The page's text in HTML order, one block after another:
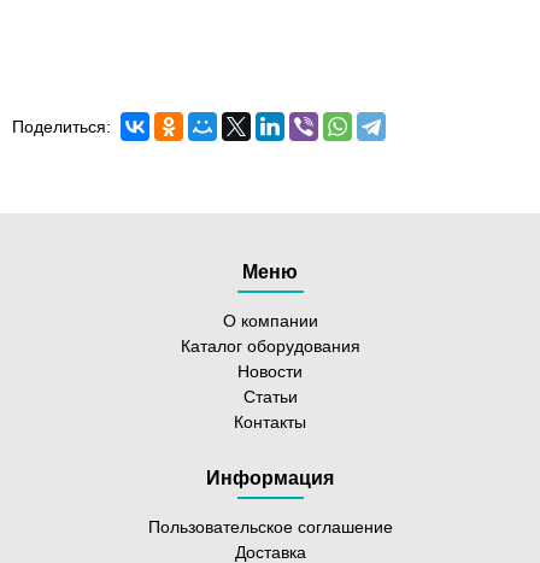
Поделиться:
Меню
О компании
Каталог оборудования
Новости
Статьи
Контакты
Информация
Пользовательское соглашение
Доставка